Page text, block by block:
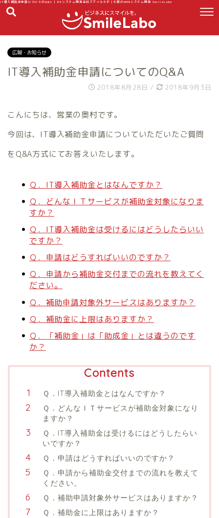
IT導入補助金申請についてのQ&A | DXシステム開発会社スマイルラボ｜大阪のWEBシステム開発 SmileLabo
広報・お知らせ
IT導入補助金申請についてのQ&A
2018年8月28日 / 2018年9月3日
こんにちは、営業の奥村です。
今回は、IT導入補助金申請についていただいたご質問
をQ&A方式にてお答えいたします。
Ｑ．IT導入補助金とはなんですか？
Ｑ．どんなＩＴサービスが補助金対象になりま
すか？
Ｑ．IT導入補助金は受けるにはどうしたらいい
ですか？
Ｑ．申請はどうすればいいのですか？
Ｑ．申請から補助金交付までの流れを教えてく
ださい。
Ｑ．補助申請対象外サービスはありますか？
Ｑ．補助金に上限はありますか？
Ｑ．「補助金」は「助成金」とは違うのです
か？
Contents
Ｑ．IT導入補助金とはなんですか？
Ｑ．どんなＩＴサービスが補助金対象になり
ますか？
Ｑ．IT導入補助金は受けるにはどうしたらい
いですか？
Ｑ．申請はどうすればいいのですか？
Ｑ．申請から補助金交付までの流れを教えて
ください。
Ｑ．補助申請対象外サービスはありますか？
Ｑ．補助金に上限はありますか？